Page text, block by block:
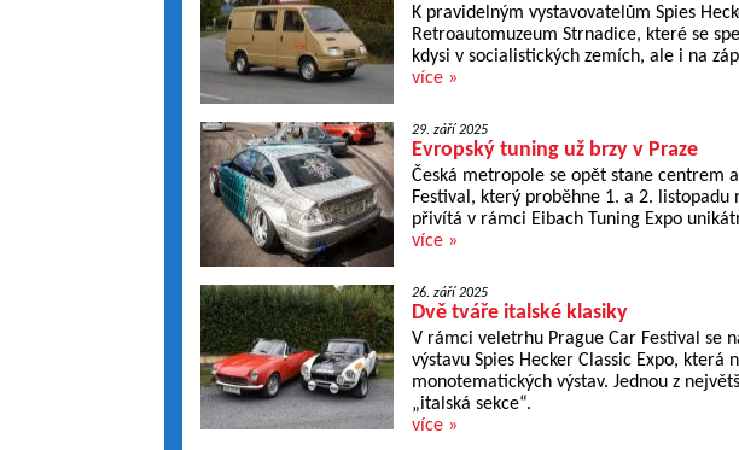
K pravidelným vystavovatelům Spies
Retroautomuzeum Strnadice, které se
kdysi v socialistických zemích, ale i na
více »
29. září 2025
Evropský tuning už brzy v Praze
Česká metropole se opět stane centrem
Festival, který proběhne 1. a 2. listopadu
přivítá v rámci Eibach Tuning Expo
více »
26. září 2025
Dvě tváře italské klasiky
V rámci veletrhu Prague Car Festival se
výstavu Spies Hecker Classic Expo, která
monotematických výstav. Jednou z
„italská sekce“.
více »